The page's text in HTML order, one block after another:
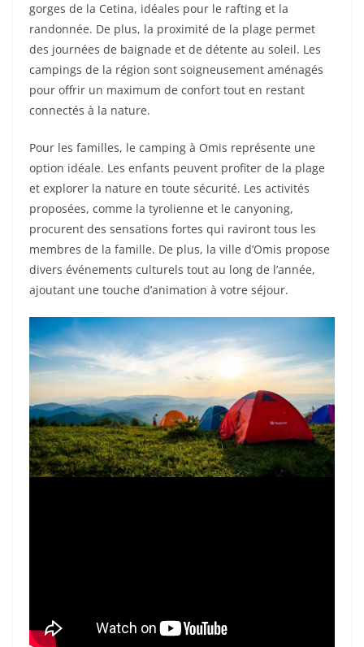
gorges de la Cetina, idéales pour le rafting et la
randonnée. De plus, la proximité de la plage permet
des journées de baignade et de détente au soleil. Les
campings de la région sont soigneusement aménagés
pour offrir un maximum de confort tout en restant
connectés à la nature.
Pour les familles, le camping à Omis représente une
option idéale. Les enfants peuvent profiter de la plage
et explorer la nature en toute sécurité. Les activités
proposées, comme la tyrolienne et le canyoning,
procurent des sensations fortes qui raviront tous les
membres de la famille. De plus, la ville d’Omis propose
divers événements culturels tout au long de l’année,
ajoutant une touche d’animation à votre séjour.